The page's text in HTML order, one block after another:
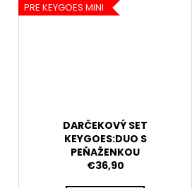
PRE KEYGOES MINI
DARČEKOVÝ SET
KEYGOES:DUO S
PEŇAŽENKOU
€36,90